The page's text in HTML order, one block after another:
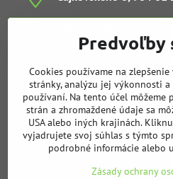
vedenie spoločnosti
info@vectorsk.sk
Obchodné oddelenie
Tibor Kučera
mobil:+421 905 729 968
e-mail:
Predvoľby
Cookies používame na
stránky, analýzu jej výkonnosti
používaní. Na tento účel
strán a zhromaždené údaje sa
USA alebo iných krajinách.
vyjadrujete svoj súhlas s týmto
podrobné informácie alebo
Zásady ochrany